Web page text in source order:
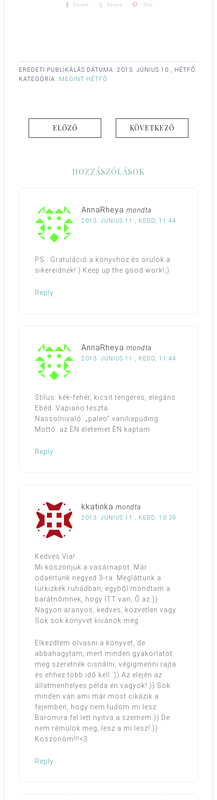
Share Share Pin
EREDETI PUBLIKÁLÁS DÁTUMA: 2013. JÚNIUS 10., HÉTFŐ
KATEGÓRIA: MEGINT HÉTFŐ
ELŐZŐ KÖVETKEZŐ
HOZZÁSZÓLÁSOK
AnnaRheya mondta
2013. JÚNIUS 11., KEDD, 11:44
PS.: Gratuláció a könyvhöz és örülök a
sikereidnek!:) Keep up the good work!;)
Reply
AnnaRheya mondta
2013. JÚNIUS 11., KEDD, 11:44
Stílus: kék-fehér, kicsit tengeres, elegáns
Ebéd: Vapiano tészta
Nassolnivaló: „paleo” vaniliapuding
Mottó: az ÈN életemet ÈN kaptam
Reply
kkatinka mondta
2013. JÚNIUS 11., KEDD, 10:39
Kedves Via!
Mi köszönjük a vasárnapot. Már
odaértünk negyed 3-ra. Megláttunk a
türkizkék ruhádban, egyből mondtam a
barátnőmnek, hogy ITT van, Ő az:))
Nagyon aranyos, kedves, közvetlen vagy.
Sok sok könyvet kívánok még.
Elkezdtem olvasni a könyvet, de
abbahagytam, mert minden gyakorlatot
meg szeretnék cisnálni, végigmenni rajta
és ehhez több idő kell.:)) Az elején az
állatmenhelyes példa én vagyok!:)) Sok
minden van ami már most cikázik a
fejemben, hogy nem tudom mi lesz.
Baromira fel lett nyitva a szemem:)) De
nem rémülök meg, lesz a mi lesz!:))
Köszönöm!!!<3
Reply